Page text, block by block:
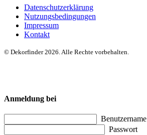
Datenschutzerklärung
Nutzungsbedingungen
Impressum
Kontakt
© Dekorfinder 2026. Alle Rechte vorbehalten.
Anmeldung bei
Benutzername
Passwort